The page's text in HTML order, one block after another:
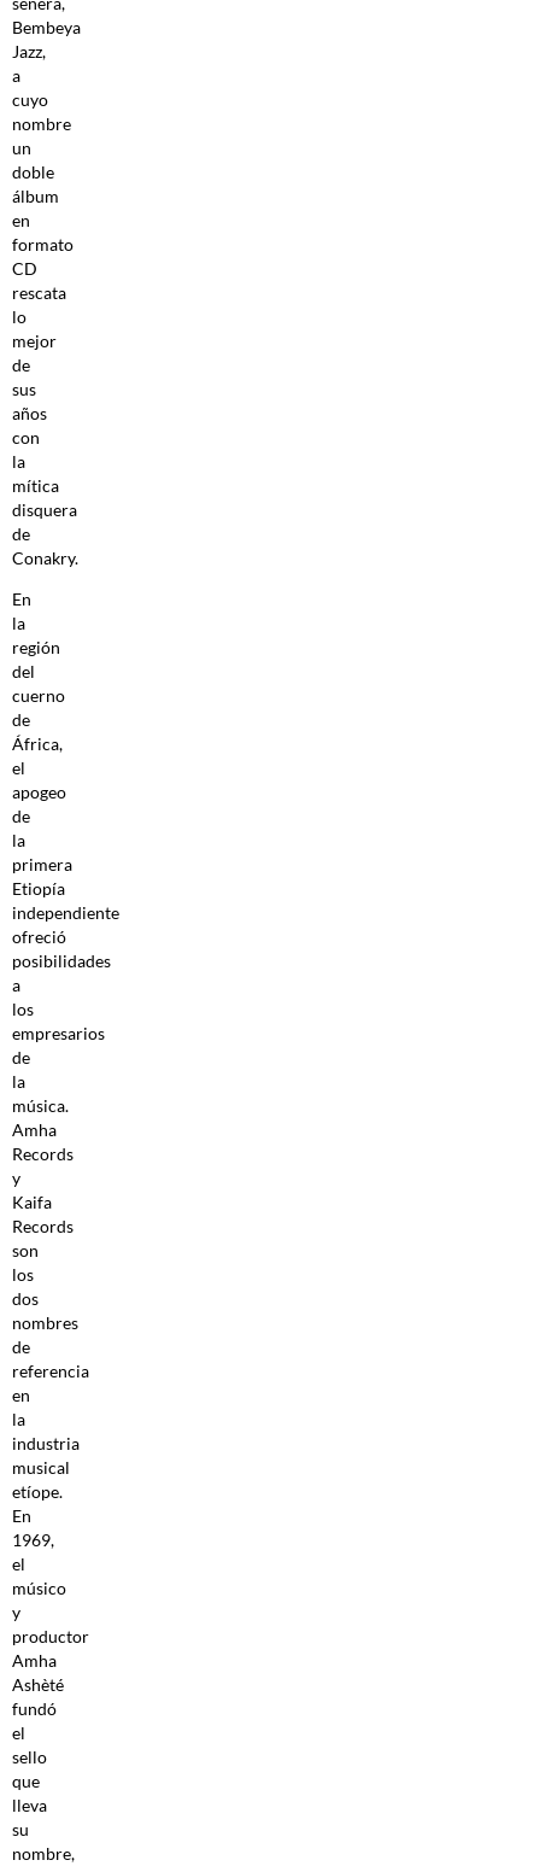
Bembeya
Jazz,
a
cuyo
nombre
un
doble
álbum
en
formato
CD
rescata
lo
mejor
de
sus
años
con
la
mítica
disquera
de
Conakry.
En
la
región
del
cuerno
de
África,
el
apogeo
de
la
primera
Etiopía
independiente
ofreció
posibilidades
a
los
empresarios
de
la
música.
Amha
Records
y
Kaifa
Records
son
los
dos
nombres
de
referencia
en
la
industria
musical
etíope.
En
1969,
el
músico
y
productor
Amha
Ashèté
fundó
el
sello
que
lleva
su
nombre,